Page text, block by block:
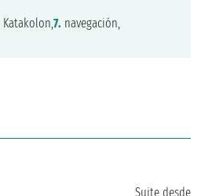
Katakolon,7. navegación,
Suite desde